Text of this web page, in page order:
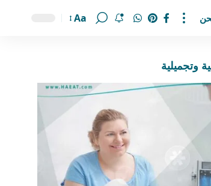
Aa
وتجميلية